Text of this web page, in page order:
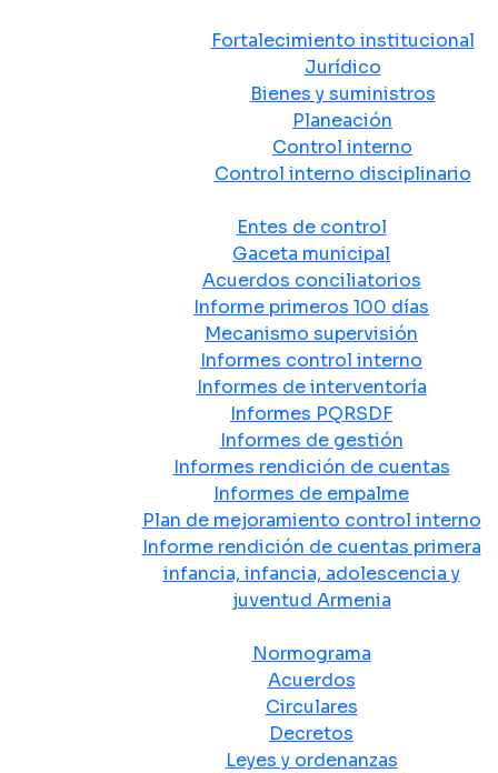
Fortalecimiento institucional
Jurídico
Bienes y suministros
Planeación
Control interno
Control interno disciplinario
Entes de control
Gaceta municipal
Acuerdos conciliatorios
Informe primeros 100 días
Mecanismo supervisión
Informes control interno
Informes de interventoría
Informes PQRSDF
Informes de gestión
Informes rendición de cuentas
Informes de empalme
Plan de mejoramiento control interno
Informe rendición de cuentas primera
infancia, infancia, adolescencia y
juventud Armenia
Normograma
Acuerdos
Circulares
Decretos
Leyes y ordenanzas